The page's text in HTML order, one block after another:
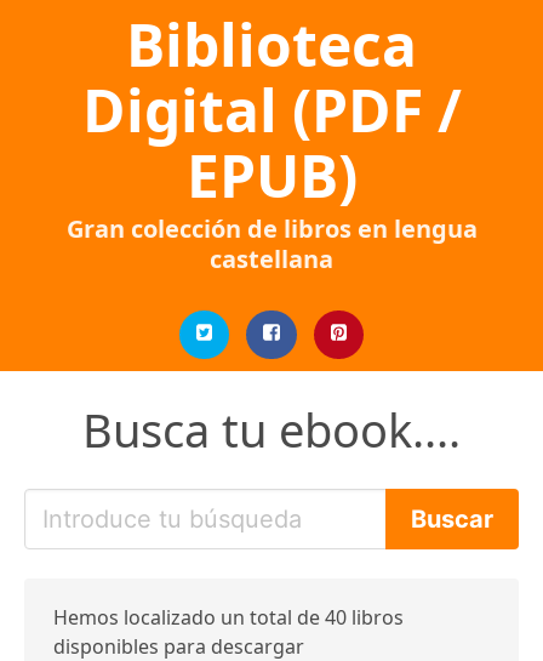
Biblioteca
Digital (PDF /
EPUB)
Gran colección de libros en lengua
castellana
Busca tu ebook....
Hemos localizado un total de 40 libros
disponibles para descargar